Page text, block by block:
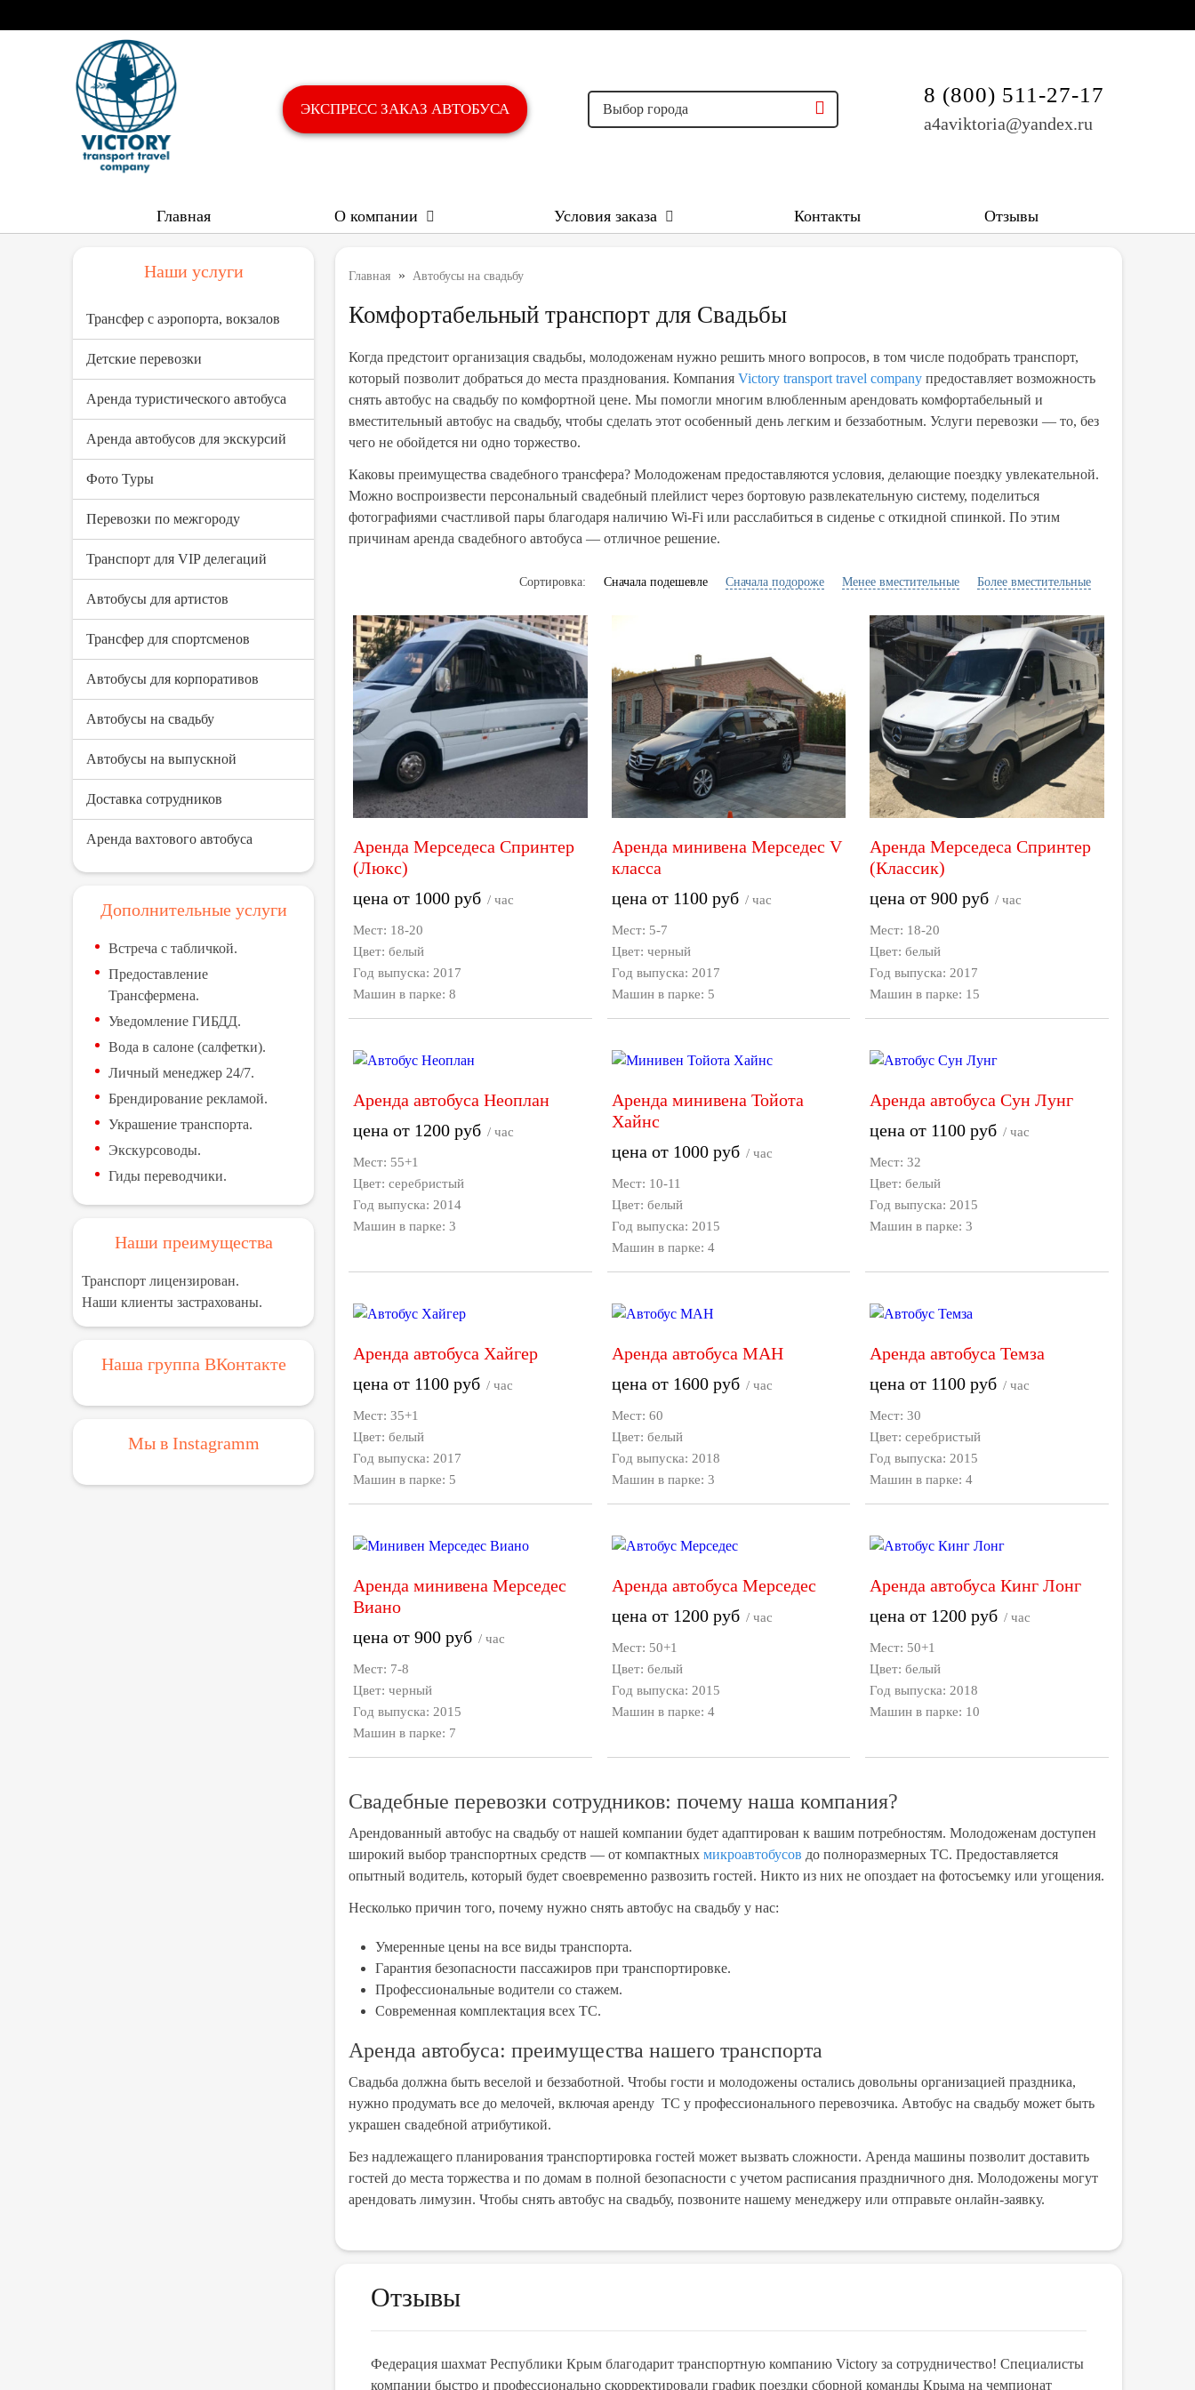
ЭКСПРЕСС ЗAКАЗ АВТОБУСА Выбор города
8 (800) 511-27-17
a4aviktoria@yandex.ru
Главная О компании Условия заказа Контакты Отзывы
Главная » Автобусы на свадьбу
Комфортабельный транспорт для Свадьбы
Когда предстоит организация свадьбы, молодоженам нужно решить много вопросов, в том числе подобрать транспорт,
который позволит добраться до места празднования. Компания Victory transport travel companyпредоставляет возможность
снять автобус на свадьбу по комфортной цене. Мы помогли многим влюбленным арендовать комфортабельный и
вместительный автобус на свадьбу, чтобы сделать этот особенный день легким и беззаботным. Услуги перевозки — то, без
чего не обойдется ни одно торжество.
Каковы преимущества свадебного трансфера? Молодоженам предоставляются условия, делающие поездку увлекательной.
Можно воспроизвести персональный свадебный плейлист через бортовую развлекательную систему, поделиться
фотографиями счастливой пары благодаря наличию Wi-Fi или расслабиться в сиденье с откидной спинкой. По этим
причинам аренда свадебного автобуса — отличное решение.
Сортировка: Cначала подешевле Cначала подороже Менее вместительные Более вместительные
Аренда Мерседеса Спринтер
(Люкс)
цена от 1000руб / час
Мест: 18-20
Цвет: белый
Год выпуска: 2017
Машин в парке: 8
Аренда минивена Мерседес V
класса
цена от 1100руб / час
Мест: 5-7
Цвет: черный
Год выпуска: 2017
Машин в парке: 5
Аренда Мерседеса Спринтер
(Классик)
цена от900 руб / час
Мест: 18-20
Цвет: белый
Год выпуска: 2017
Машин в парке: 15
Аренда автобуса Неоплан
цена от 1200руб / час
Мест: 55+1
Цвет: серебристый
Год выпуска: 2014
Машин в парке: 3
Аренда минивена Тойота
Хайнс
цена от 1000руб / час
Мест: 10-11
Цвет: белый
Год выпуска: 2015
Машин в парке: 4
Аренда автобуса Сун Лунг
цена от 1100 руб / час
Мест: 32
Цвет: белый
Год выпуска: 2015
Машин в парке: 3
Аренда автобуса Хайгер
цена от 1100руб / час
Мест: 35+1
Цвет: белый
Год выпуска: 2017
Машин в парке: 5
Аренда автобуса МАН
цена от 1600руб / час
Мест: 60
Цвет: белый
Год выпуска: 2018
Машин в парке: 3
Аренда автобуса Темза
цена от 1100 руб / час
Мест: 30
Цвет: серебристый
Год выпуска: 2015
Машин в парке: 4
Аренда минивена Мерседес
Виано
цена от 900руб / час
Мест: 7-8
Цвет: черный
Год выпуска: 2015
Машин в парке: 7
Аренда автобуса Мерседес
цена от 1200руб / час
Мест: 50+1
Цвет: белый
Год выпуска: 2015
Машин в парке: 4
Аренда автобуса Кинг Лонг
цена от 1200 руб / час
Мест: 50+1
Цвет: белый
Год выпуска: 2018
Машин в парке: 10
Свадебные перевозки сотрудников: почему наша компания?
Арендованный автобус на свадьбу от нашей компании будет адаптирован к вашим потребностям. Молодоженам доступен
широкий выбор транспортных средств — от компактных микроавтобусов до полноразмерных ТС. Предоставляется
опытный водитель, который будет своевременно развозить гостей. Никто из них не опоздает на фотосъемку или угощения.
Несколько причин того, почему нужно снять автобус на свадьбу у нас:
Умеренные цены на все виды транспорта.
Гарантия безопасности пассажиров при транспортировке.
Профессиональные водители со стажем.
Современная комплектация всех ТС.
Аренда автобуса: преимущества нашего транспорта
Свадьба должна быть веселой и беззаботной. Чтобы гости и молодожены остались довольны организацией праздника,
нужно продумать все до мелочей, включая аренду ТС у профессионального перевозчика. Автобус на свадьбу может быть
украшен свадебной атрибутикой.
Без надлежащего планирования транспортировка гостей может вызвать сложности. Аренда машины позволит доставить
гостей до места торжества и по домам в полной безопасности с учетом расписания праздничного дня. Молодожены могут
арендовать лимузин. Чтобы снять автобус на свадьбу, позвоните нашему менеджеру или отправьте онлайн-заявку.
Отзывы
Федерация шахмат Республики Крым благодарит транспортную компанию Victory за сотрудничество! Специалисты
компании быстро и профессионально скорректировали график поездки сборной команды Крыма на чемпионат
Наши услуги
Трансфер с аэропорта, вокзалов
Детские перевозки
Аренда туристического автобуса
Аренда автобусов для экскурсий
Фото Туры
Перевозки по межгороду
Транспорт для VIP делегаций
Автобусы для артистов
Трансфер для спортсменов
Автобусы для корпоративов
Автобусы на свадьбу
Автобусы на выпускной
Доставка сотрудников
Аренда вахтового автобуса
Дополнительные услуги
Встреча с табличкой.
Предоставление
Трансфермена.
Уведомление ГИБДД.
Вода в салоне (салфетки).
Личный менеджер 24/7.
Брендирование рекламой.
Украшение транспорта.
Экскурсоводы.
Гиды переводчики.
Наши преимущества
Транспорт лицензирован.
Наши клиенты застрахованы.
Наша группа ВКонтакте
Мы в Instagramm